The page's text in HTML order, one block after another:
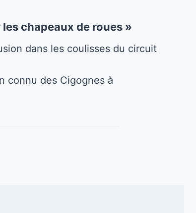
chapeaux de roues »
dans les coulisses du circuit
connu des Cigognes à